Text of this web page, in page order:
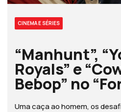
CINEMA E SÉRIES
“Manhunt”,
Royals” e
Bebop” no
Uma caça ao homem, os